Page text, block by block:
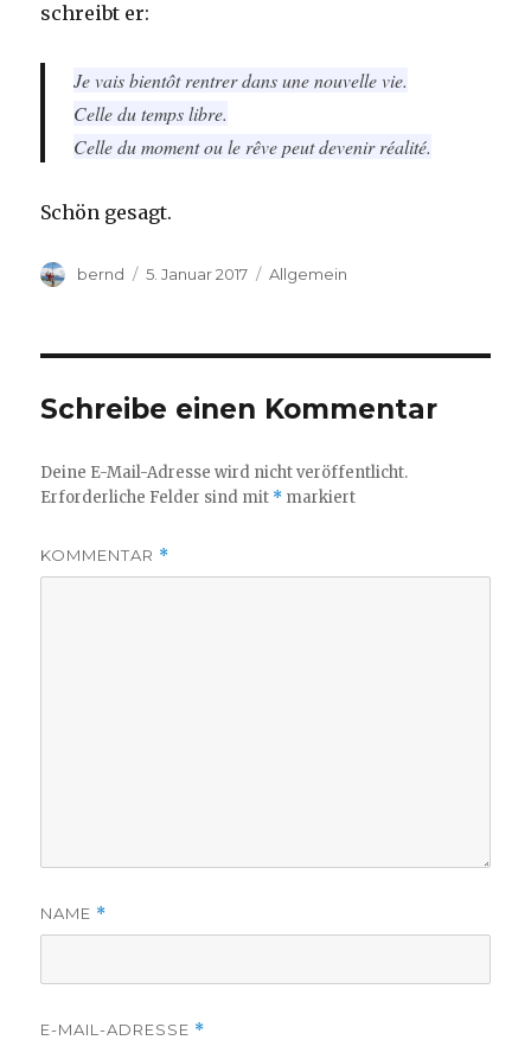
schreibt er:
Je vais bientôt rentrer dans une nouvelle vie.
Celle du temps libre.
Celle du moment ou le rêve peut devenir réalité.
Schön gesagt.
Autor
bernd
Veröffentlicht
5. Januar 2017 Kategorien
Allgemein
Schreibe einen Kommentar
Deine E-Mail-Adresse wird nicht veröffentlicht.
Erforderliche Felder sind mit * markiert
KOMMENTAR *
NAME *
E-MAIL-ADRESSE *